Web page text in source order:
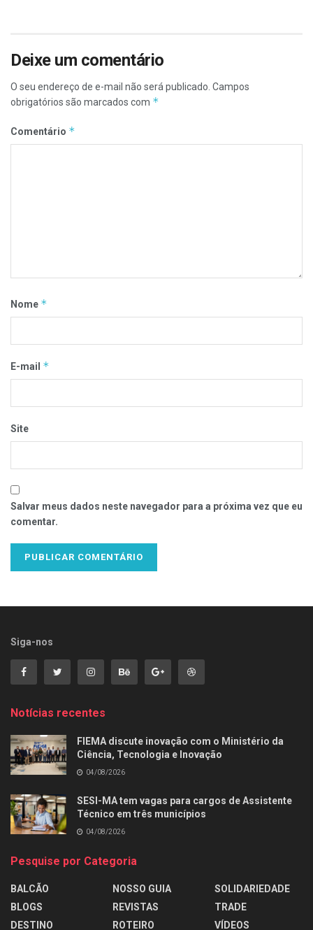
Deixe um comentário
O seu endereço de e-mail não será publicado. Campos
obrigatórios são marcados com *
Comentário *
Nome *
E-mail *
Site
Salvar meus dados neste navegador para a próxima vez que eu
comentar.
Siga-nos
Notícias recentes
FIEMA discute inovação com o Ministério da
Ciência, Tecnologia e Inovação
04/08/2026
SESI-MA tem vagas para cargos de Assistente
Técnico em três municípios
04/08/2026
Pesquise por Categoria
BALCÃO
BLOGS
DESTINO
NOSSO GUIA
REVISTAS
ROTEIRO
SOLIDARIEDADE
TRADE
VÍDEOS